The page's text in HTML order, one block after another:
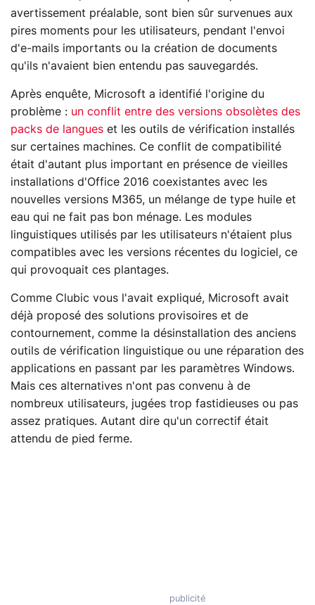
avertissement préalable, sont bien sûr survenues aux
pires moments pour les utilisateurs, pendant l'envoi
d'e-mails importants ou la création de documents
qu'ils n'avaient bien entendu pas sauvegardés.
Après enquête, Microsoft a identifié l'origine du
problème : un conflit entre des versions obsolètes des
packs de langues et les outils de vérification installés
sur certaines machines. Ce conflit de compatibilité
était d'autant plus important en présence de vieilles
installations d'Office 2016 coexistantes avec les
nouvelles versions M365, un mélange de type huile et
eau qui ne fait pas bon ménage. Les modules
linguistiques utilisés par les utilisateurs n'étaient plus
compatibles avec les versions récentes du logiciel, ce
qui provoquait ces plantages.
Comme Clubic vous l'avait expliqué, Microsoft avait
déjà proposé des solutions provisoires et de
contournement, comme la désinstallation des anciens
outils de vérification linguistique ou une réparation des
applications en passant par les paramètres Windows.
Mais ces alternatives n'ont pas convenu à de
nombreux utilisateurs, jugées trop fastidieuses ou pas
assez pratiques. Autant dire qu'un correctif était
attendu de pied ferme.